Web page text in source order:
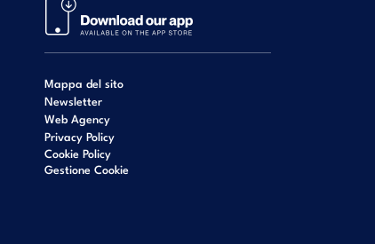
Mappa del sito
Newsletter
Web Agency
Privacy Policy
Cookie Policy
Gestione Cookie